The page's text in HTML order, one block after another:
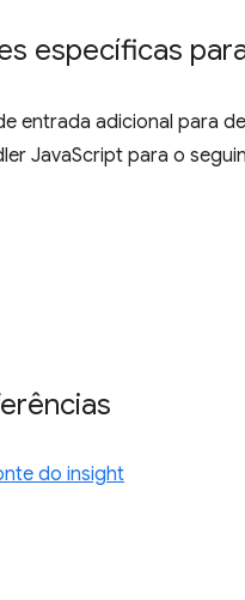
específicas
entrada adicional para
JavaScript para o
do insight